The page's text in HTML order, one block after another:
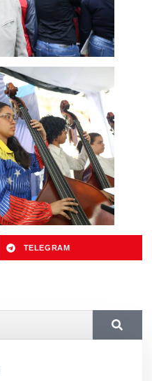
TELEGRAM